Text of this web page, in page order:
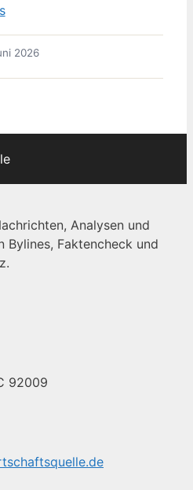
2026
Analysen und
Faktencheck und
92009